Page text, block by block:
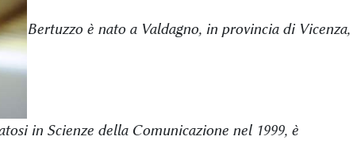
Bertuzzo è nato a Valdagno, in provincia di Vicenza,
in Scienze della Comunicazione nel 1999, è